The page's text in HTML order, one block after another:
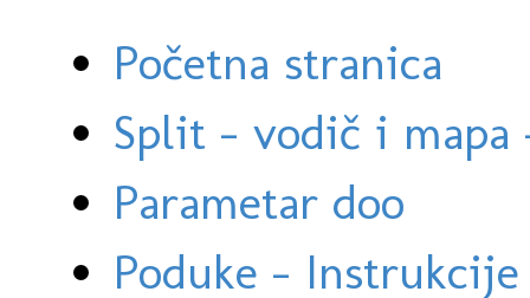
Početna stranica
Split - vodič i
Parametar doo
Poduke -